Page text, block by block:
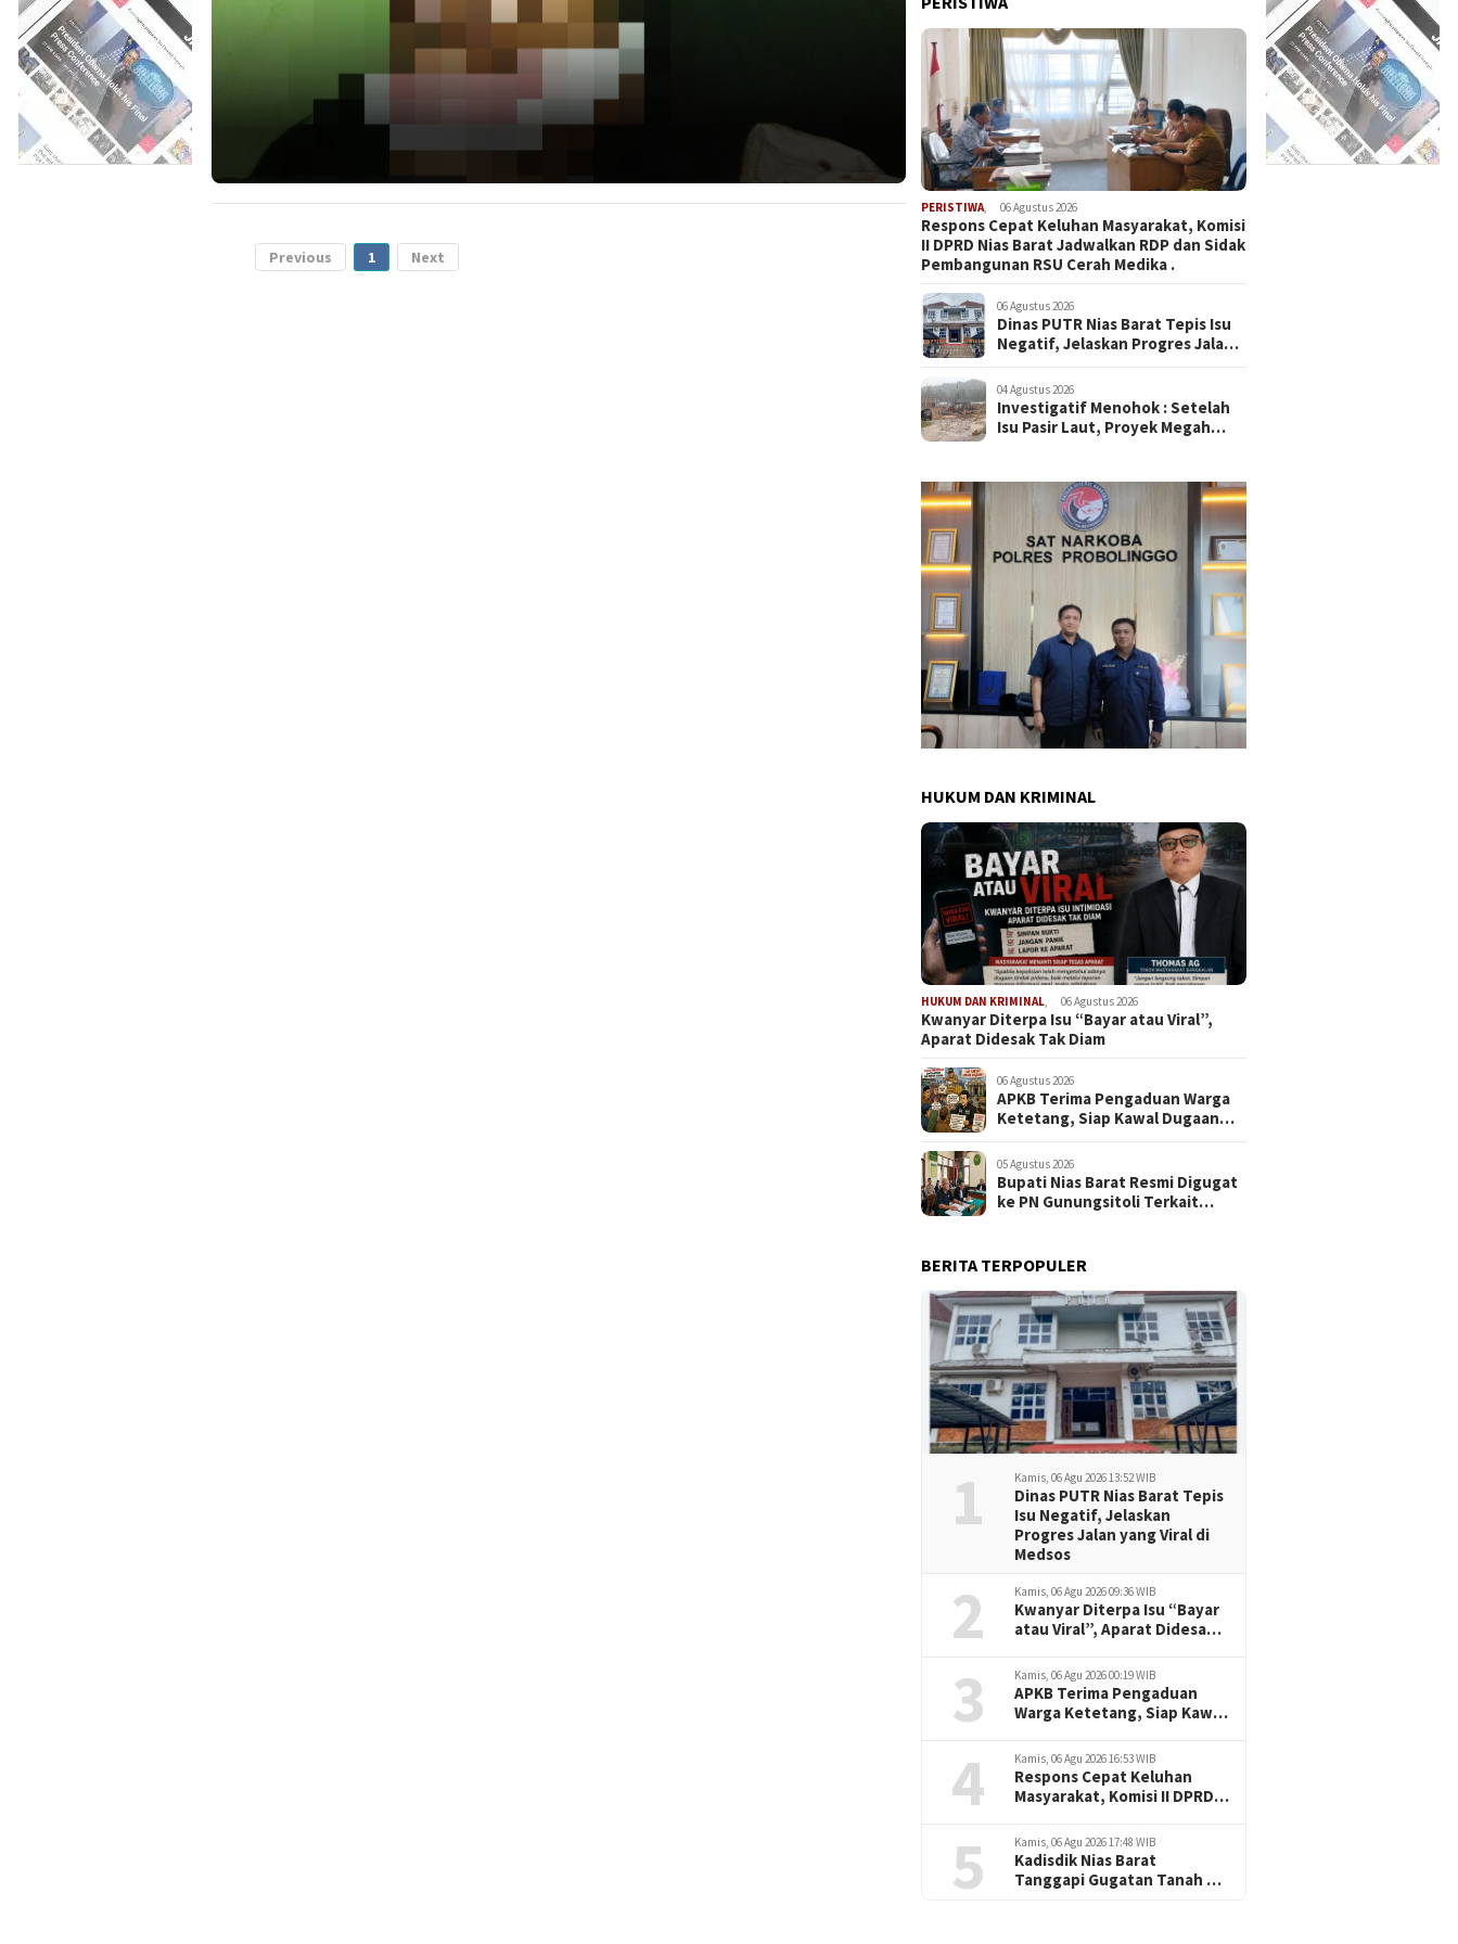
Previous 1 Next
PERISTIWA, 06 Agustus 2026
Respons Cepat Keluhan Masyarakat, Komisi
II DPRD Nias Barat Jadwalkan RDP dan Sidak
Pembangunan RSU Cerah Medika .
06 Agustus 2026
Dinas PUTR Nias Barat Tepis Isu
Negatif, Jelaskan Progres Jalan
04 Agustus 2026
Investigatif Menohok : Setelah
Isu Pasir Laut, Proyek Megah
Hujan
HUKUM DAN KRIMINAL
HUKUM DAN KRIMINAL, 06 Agustus 2026
Kwanyar Diterpa Isu “Bayar atau Viral”,
Aparat Didesak Tak Diam
06 Agustus 2026
APKB Terima Pengaduan Warga
Ketetang, Siap Kawal Dugaan
Jalur Hukum
05 Agustus 2026
Bupati Nias Barat Resmi Digugat
ke PN Gunungsitoli Terkait
BERITA TERPOPULER
1 Kamis, 06 Agu 2026 13:52 WIB
Dinas PUTR Nias Barat Tepis
Isu Negatif, Jelaskan
Progres Jalan yang Viral di
Medsos
2 Kamis, 06 Agu 2026 09:36 WIB
Kwanyar Diterpa Isu “Bayar
atau Viral”, Aparat Didesak
3 Kamis, 06 Agu 2026 00:19 WIB
APKB Terima Pengaduan
Warga Ketetang, Siap Kawal
Bantuan hingga ke Jalur
Hukum
4 Kamis, 06 Agu 2026 16:53 WIB
Respons Cepat Keluhan
Masyarakat, Komisi II DPRD
dan Sidak Pembangunan
RSU Cerah Medika .
5 Kamis, 06 Agu 2026 17:48 WIB
Kadisdik Nias Barat
Tanggapi Gugatan Tanah SD